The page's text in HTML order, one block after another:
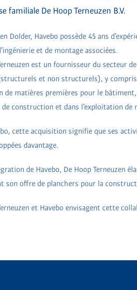
familiale De Hoop Terneuzen B.V.
Dolder, Havebo possède 45 ans
et de montage associées.
est un fournisseur du secteur
et non structurels), y compris
de matières premières pour le
construction et dans l’exploitation de
cette acquisition signifie que ses
davantage.
de Havebo, De Hoop Terneuzen
son offre de planchers pour la
et Havebo envisagent cette